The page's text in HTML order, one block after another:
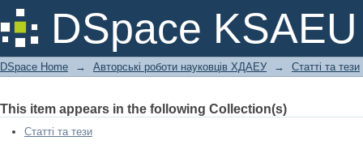
DSpace KSAEU
Штучний інтелект у
України
DSpace Home → Авторські роботи науковців ХДАЕУ → Статті та тези
This item appears in the following Collection(s)
Статті та тези